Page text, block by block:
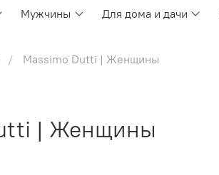
Мужчины Для дома и дачи
Massimo Dutti | Женщины
| Женщины